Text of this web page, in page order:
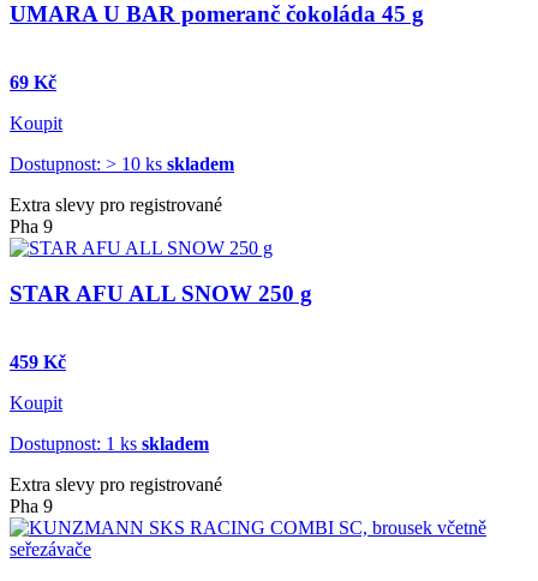
UMARA U BAR pomeranč čokoláda 45 g
69 Kč
Koupit
Dostupnost: > 10 ks skladem
Extra slevy pro registrované
Pha 9
STAR AFU ALL SNOW 250 g
459 Kč
Koupit
Dostupnost: 1 ks skladem
Extra slevy pro registrované
Pha 9